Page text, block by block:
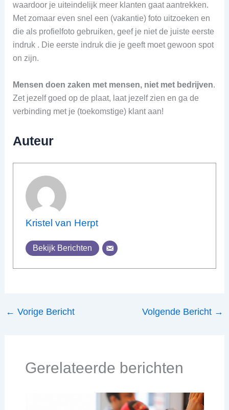
waardoor je uiteindelijk meer klanten gaat aantrekken.
Met zomaar even snel een (vakantie) foto uitzoeken en
die als profielfoto gebruiken, geef je niet de juiste eerste
indruk . Die eerste indruk die je geeft moet gewoon spot
on zijn.
Mensen doen zaken met mensen, niet met bedrijven.
Zet jezelf goed op de plaat, laat jezelf zien en ga de
verbinding met je (toekomstige) klant aan!
Auteur
Kristel van Herpt
Bekijk Berichten
← Vorige Bericht Volgende Bericht →
Gerelateerde berichten